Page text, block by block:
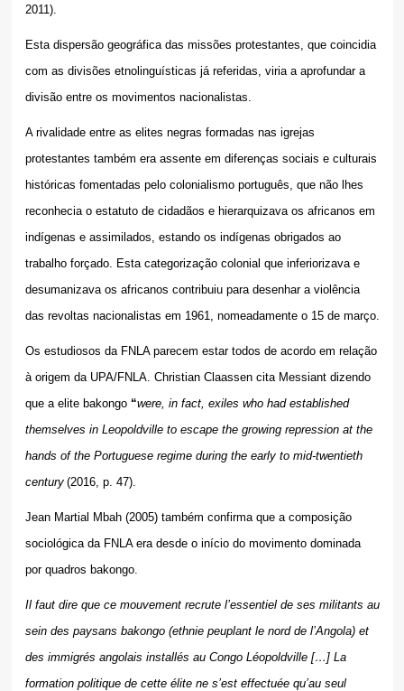
2011).
Esta dispersão geográfica das missões protestantes, que coincidia
com as divisões etnolinguísticas já referidas, viria a aprofundar a
divisão entre os movimentos nacionalistas.
A rivalidade entre as elites negras formadas nas igrejas
protestantes também era assente em diferenças sociais e culturais
históricas fomentadas pelo colonialismo português, que não lhes
reconhecia o estatuto de cidadãos e hierarquizava os africanos em
indígenas e assimilados, estando os indígenas obrigados ao
trabalho forçado. Esta categorização colonial que inferiorizava e
desumanizava os africanos contribuiu para desenhar a violência
das revoltas nacionalistas em 1961, nomeadamente o 15 de março.
Os estudiosos da FNLA parecem estar todos de acordo em relação
à origem da UPA/FNLA. Christian Claassen cita Messiant dizendo
que a elite bakongo“were, in fact, exiles who had established
themselves in Leopoldville to escape the growing repression at the
hands of the Portuguese regime during the early to mid-twentieth
century (2016, p. 47).
Jean Martial Mbah (2005) também confirma que a composição
sociológica da FNLA era desde o início do movimento dominada
por quadros bakongo.
Il faut dire que ce mouvement recrute l’essentiel de ses militants au
sein des paysans bakongo (ethnie peuplant le nord de l’Angola) et
des immigrés angolais installés au Congo Léopoldville […] La
formation politique de cette élite ne s’est effectuée qu’au seul